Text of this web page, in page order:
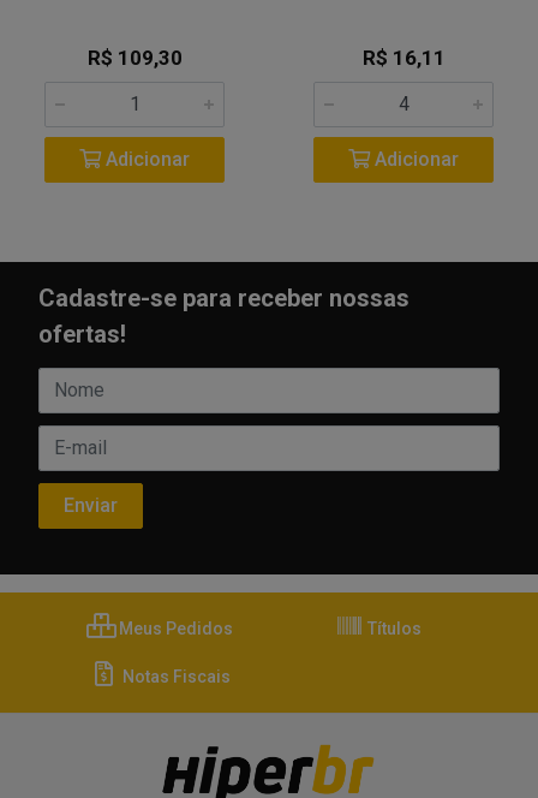
R$ 109,30
Adicionar
R$ 16,11
Adicionar
Cadastre-se para receber nossas
ofertas!
Meus Pedidos Títulos
Notas Fiscais